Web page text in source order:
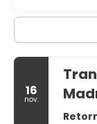
16
nov.